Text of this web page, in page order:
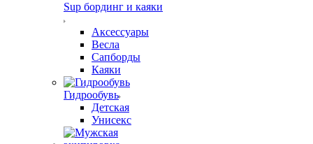
Sup бординг и каяки
Аксессуары
Весла
Сапборды
Каяки
Гидрообувь
Детская
Унисекс